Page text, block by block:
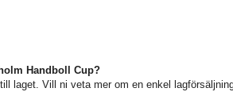
Handboll Cup?
laget. Vill ni veta mer om en enkel